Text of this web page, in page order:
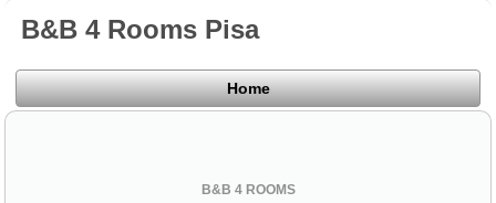
B&B 4 Rooms Pisa
Home
B&B 4 ROOMS